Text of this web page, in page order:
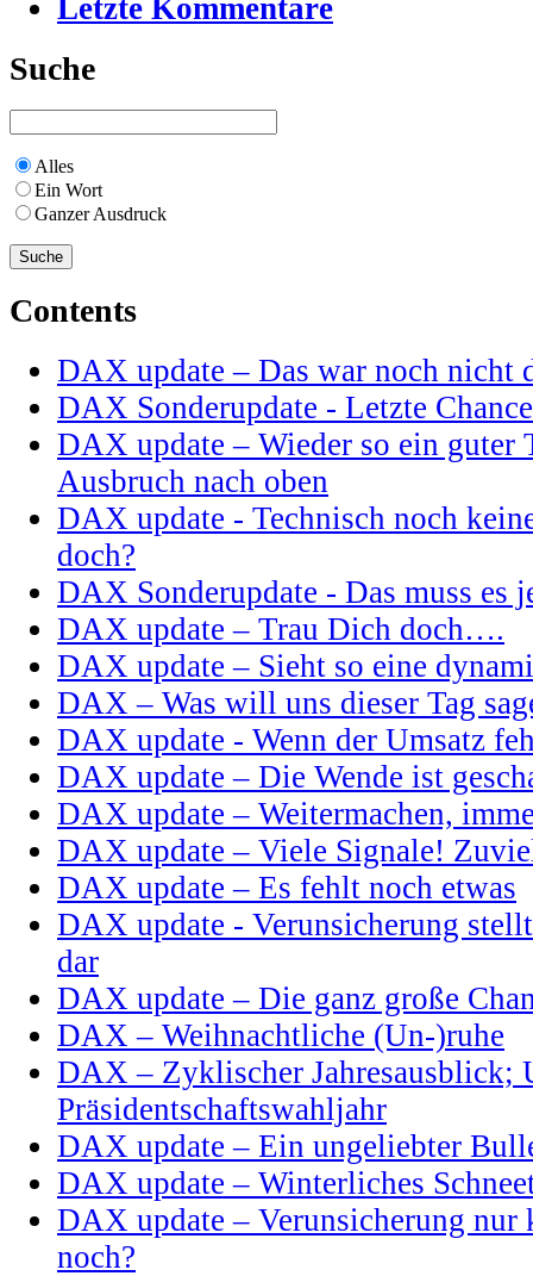
Letzte Kommentare
Suche
Alles
Ein Wort
Ganzer Ausdruck
Contents
DAX update – Das war noch nicht
DAX Sonderupdate - Letzte Chance
DAX update – Wieder so ein guter
Ausbruch nach oben
DAX update - Technisch noch
doch?
DAX Sonderupdate - Das muss es
DAX update – Trau Dich doch….
DAX update – Sieht so eine
DAX – Was will uns dieser Tag
DAX update - Wenn der Umsatz
DAX update – Die Wende ist
DAX update – Weitermachen,
DAX update – Viele Signale!
DAX update – Es fehlt noch etwas
DAX update - Verunsicherung
dar
DAX update – Die ganz große
DAX – Weihnachtliche (Un-)ruhe
DAX – Zyklischer Jahresausblick;
Präsidentschaftswahljahr
DAX update – Ein ungeliebter
DAX update – Winterliches
DAX update – Verunsicherung nur
noch?